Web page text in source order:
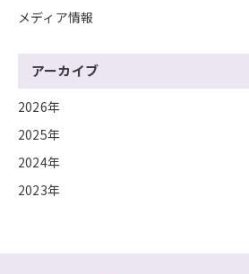
メディア情報
アーカイブ
2026年
2025年
2024年
2023年